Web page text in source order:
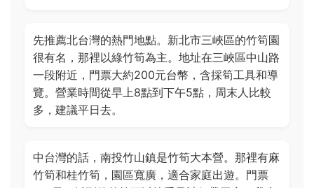
先推薦北台灣的熱門地點。新北市三峽區的竹筍園
很有名，那裡以綠竹筍為主。地址在三峽區中山路
一段附近，門票大約200元台幣，含採筍工具和導
覽。營業時間從早上8點到下午5點，周末人比較
多，建議平日去。
中台灣的話，南投竹山鎮是竹筍大本營。那裡有麻
竹筍和桂竹筍，園區寬廣，適合家庭出遊。門票